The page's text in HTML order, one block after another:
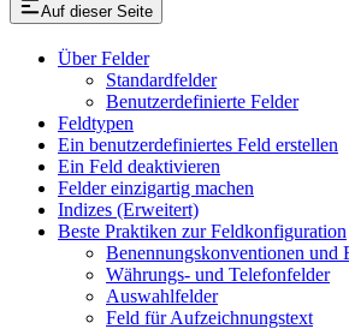
Auf dieser Seite
Über Felder
Standardfelder
Benutzerdefinierte Felder
Feldtypen
Ein benutzerdefiniertes Feld erstellen
Ein Feld deaktivieren
Felder einzigartig machen
Indizes (Erweitert)
Beste Praktiken zur Feldkonfiguration
Benennungskonventionen und
Währungs- und Telefonfelder
Auswahlfelder
Feld für Aufzeichnungstext